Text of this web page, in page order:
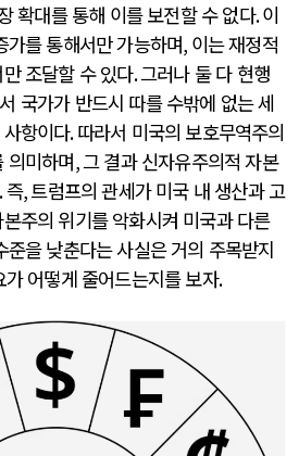
확대를 통해 이를 보전할 수 없다.이
를 통해서만 가능하며, 이는 재정적
조달할 수 있다.그러나 둘 다 현행
국가가 반드시 따를 수밖에 없는 세
항이다.따라서 미국의 보호무역주의
의미하며,그 결과 신자유주의적 자본
.즉,트럼프의 관세가 미국 내 생산과 고
주의 위기를 악화시켜 미국과 다른
을 낮춘다는 사실은 거의 주목받지
어떻게 줄어드는지를 보자.